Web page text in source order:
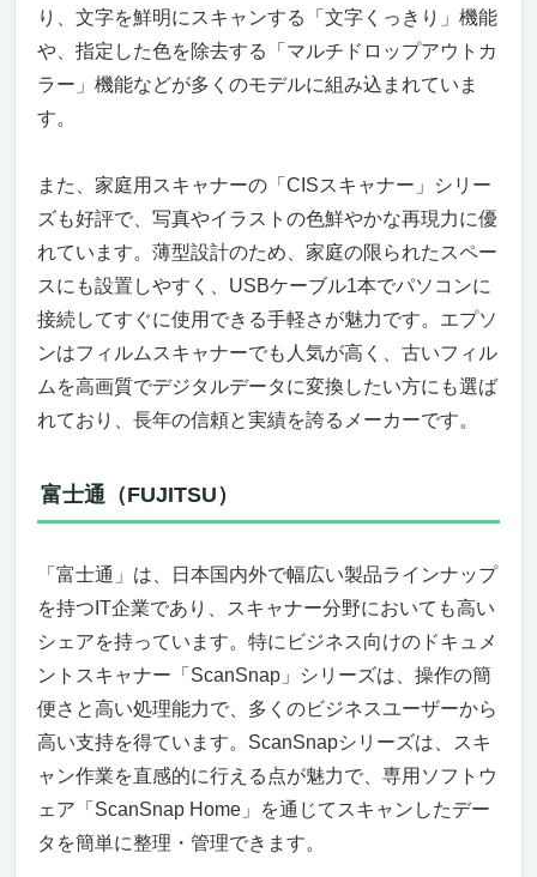
り、文字を鮮明にスキャンする「文字くっきり」機能
や、指定した色を除去する「マルチドロップアウトカ
ラー」機能などが多くのモデルに組み込まれていま
す。
また、家庭用スキャナーの「CISスキャナー」シリー
ズも好評で、写真やイラストの色鮮やかな再現力に優
れています。薄型設計のため、家庭の限られたスペー
スにも設置しやすく、USBケーブル1本でパソコンに
接続してすぐに使用できる手軽さが魅力です。エプソ
ンはフィルムスキャナーでも人気が高く、古いフィル
ムを高画質でデジタルデータに変換したい方にも選ば
れており、長年の信頼と実績を誇るメーカーです。
富士通（FUJITSU）
「富士通」は、日本国内外で幅広い製品ラインナップ
を持つIT企業であり、スキャナー分野においても高い
シェアを持っています。特にビジネス向けのドキュメ
ントスキャナー「ScanSnap」シリーズは、操作の簡
便さと高い処理能力で、多くのビジネスユーザーから
高い支持を得ています。ScanSnapシリーズは、スキ
ャン作業を直感的に行える点が魅力で、専用ソフトウ
ェア「ScanSnap Home」を通じてスキャンしたデー
タを簡単に整理・管理できます。